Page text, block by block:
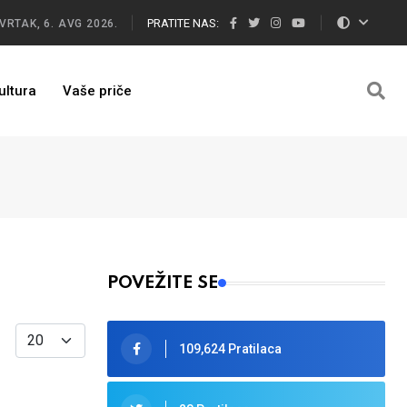
6. AVG 2026. PRATITE NAS:
Vaše priče
Display #
POVEŽITE SE
109,624 Pratilaca